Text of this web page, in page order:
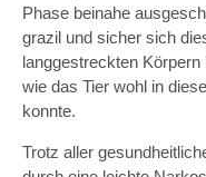
Phase beinahe
grazil und sicher sich
langgestreckten
wie das Tier wohl in
konnte.
Trotz aller